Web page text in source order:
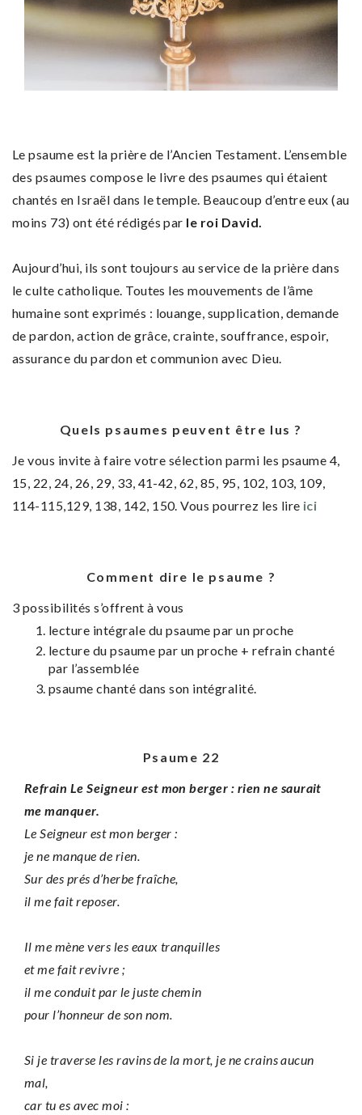
Le psaume est la prière de l’Ancien Testament. L’ensemble
des psaumes compose le livre des psaumes qui étaient
chantés en Israël dans le temple. Beaucoup d’entre eux (au
moins 73) ont été rédigés par le roi David.
Aujourd’hui, ils sont toujours au service de la prière dans
le culte catholique. Toutes les mouvements de l’âme
humaine sont exprimés : louange, supplication, demande
de pardon, action de grâce, crainte, souffrance, espoir,
assurance du pardon et communion avec Dieu.
Quels psaumes peuvent être lus ?
Je vous invite à faire votre sélection parmi les psaume 4,
15, 22, 24, 26, 29, 33, 41-42, 62, 85, 95, 102, 103, 109,
114-115,129, 138, 142, 150. Vous pourrez les lire ici
Comment dire le psaume ?
3 possibilités s’offrent à vous
lecture intégrale du psaume par un proche
lecture du psaume par un proche + refrain chanté
par l’assemblée
psaume chanté dans son intégralité.
Psaume 22
Refrain Le Seigneur est mon berger : rien ne saurait
me manquer.
Le Seigneur est mon berger :
je ne manque de rien.
Sur des prés d’herbe fraîche,
il me fait reposer.
Il me mène vers les eaux tranquilles
et me fait revivre ;
il me conduit par le juste chemin
pour l’honneur de son nom.
Si je traverse les ravins de la mort, je ne crains aucun
mal,
car tu es avec moi :